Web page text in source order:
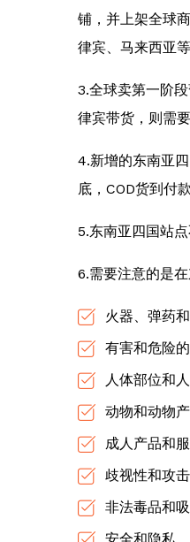
铺，并上架全球
律宾、马来西亚
3.全球卖第一阶
律宾带货，则需
4.新增的东南亚
底，COD货到付
5.东南亚四国站
6.需要注意的是
火器、弹药
有害和危险
人体部位和
动物和动物
成人产品和
歧视性和攻
非法毒品和
安全和隐私